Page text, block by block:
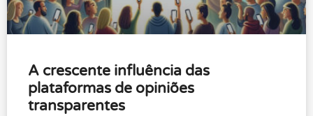
A crescente influência das
plataformas de opiniões
transparentes